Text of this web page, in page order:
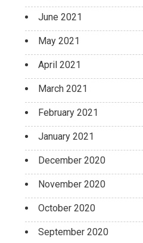
June 2021
May 2021
April 2021
March 2021
February 2021
January 2021
December 2020
November 2020
October 2020
September 2020